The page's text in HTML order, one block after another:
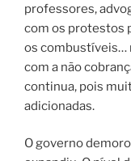
professores,
com os protestos
os combustíveis…
com a não
continua, pois
adicionadas.
O governo